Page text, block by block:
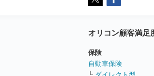
オリコン顧客満足
保険
自動車保険